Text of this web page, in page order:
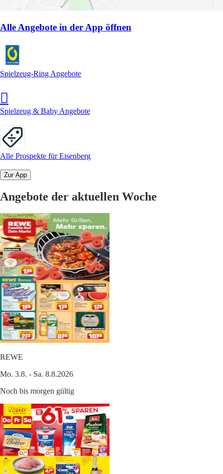
Alle Angebote in der App öffnen
Spielzeug-Ring Angebote
Spielzeug & Baby Angebote
Alle Prospekte für Eisenberg
Zur App
Angebote der aktuellen Woche
REWE
Mo. 3.8. - Sa. 8.8.2026
Noch bis morgen gültig